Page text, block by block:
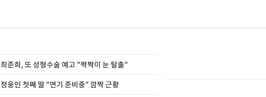
최준희, 또 성형수술 예고 "짝짝이 눈 탈출"
정웅인 첫째 딸 "연기 준비중" 깜짝 근황